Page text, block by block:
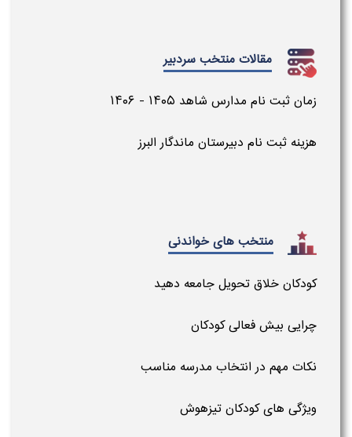
مقالات منتخب سردبیر
زمان ثبت نام مدارس شاهد ۱۴۰۵ - ۱۴۰۶
هزینه ثبت نام دبیرستان ماندگار البرز
منتخب های خواندنی
کودکان خلاق تحویل جامعه دهید
چرایی بیش فعالی کودکان
نکات مهم در انتخاب مدرسه مناسب
ویژگی های کودکان تیزهوش